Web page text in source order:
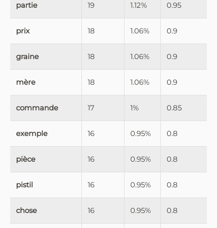
partie 19 1.12% 0.95
prix 18 1.06% 0.9
graine 18 1.06% 0.9
mère 18 1.06% 0.9
commande 17 1% 0.85
exemple 16 0.95% 0.8
pièce 16 0.95% 0.8
pistil 16 0.95% 0.8
chose 16 0.95% 0.8